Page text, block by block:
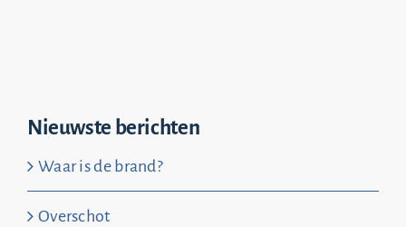
Nieuwste berichten
Waar is de brand?
Overschot